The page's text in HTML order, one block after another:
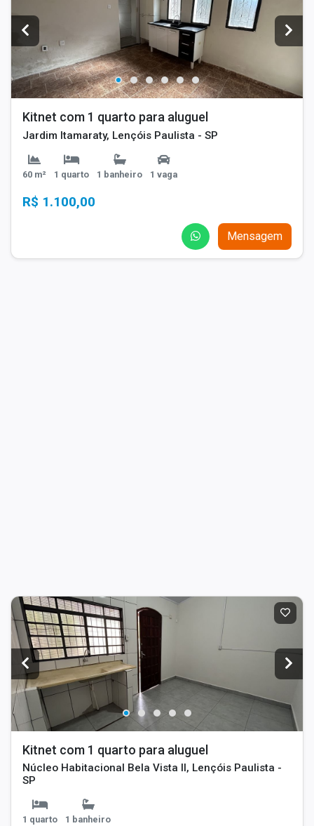
Kitnet com 1 quarto para aluguel
Jardim Itamaraty, Lençóis Paulista - SP
60 m² 1 quarto 1 banheiro 1 vaga
R$ 1.100,00
Mensagem
Kitnet com 1 quarto para aluguel
Núcleo Habitacional Bela Vista II, Lençóis Paulista -
SP
1 quarto 1 banheiro